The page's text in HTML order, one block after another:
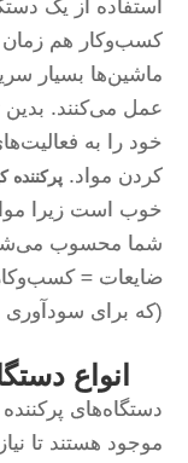
کسب‌وکار هم زمان
ماشین‌ها بسیار
عمل می‌کنند. بدین
خود را به
کردن مواد.پرکننده
خوب است زیرا
شما محسوب
ضایعات =
(که برای
انواع
دستگاه‌های
موجود هستند تا